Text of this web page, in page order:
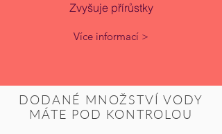
Zvyšuje přírůstky
Více informací >
DODANÉ MNOŽSTVÍ VODY
MÁTE POD KONTROLOU